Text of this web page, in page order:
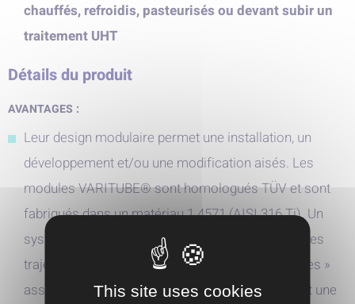
chauffés, refroidis, pasteurisés ou devant subir un
traitement UHT
Détails du produit
AVANTAGES :
Leur design modulaire permet une installation, un
développement et/ou une modification aisés. Les
modules VARITUBE® sont homologués TÜV et sont
fabriqués dans un matériau 1.4571 (AISI 316 Ti). Un
système d'étanchéité à joint torique sanitaire et des
trajectoires de flux de produit sans « zones mortes »
assurent une fiabilité optimale de la production et une
This site uses cookies